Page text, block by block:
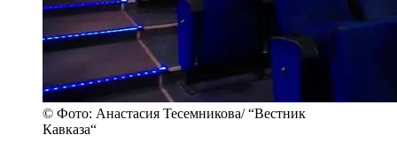
© Фото: Анастасия Тесемникова/ “Вестник
Кавказа“